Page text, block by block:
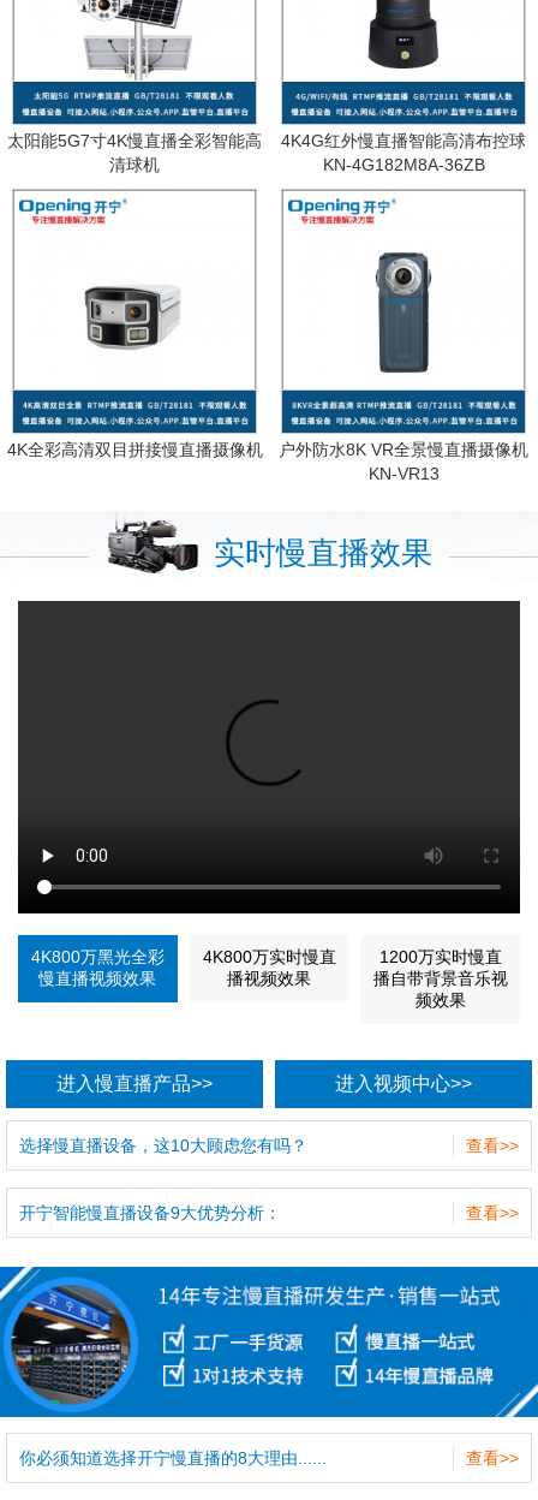
太阳能5G7寸4K慢直播全彩智能高
清球机
4K4G红外慢直播智能高清布控球
KN-4G182M8A-36ZB
4K全彩高清双目拼接慢直播摄像机
户外防水8K VR全景慢直播摄像机
KN-VR13
实时慢直播效果
4K800万黑光全彩
慢直播视频效果
4K800万实时慢直
播视频效果
1200万实时慢直
播自带背景音乐视
频效果
进入慢直播产品>> 进入视频中心>>
查看>>
选择慢直播设备，这10大顾虑您有吗？
查看>>
开宁智能慢直播设备9大优势分析：
查看>>
你必须知道选择开宁慢直播的8大理由......